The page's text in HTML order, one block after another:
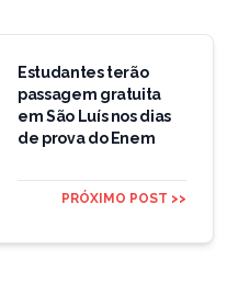
Estudantes terão
passagem gratuita
em São Luís nos dias
de prova do Enem
PRÓXIMO POST >>